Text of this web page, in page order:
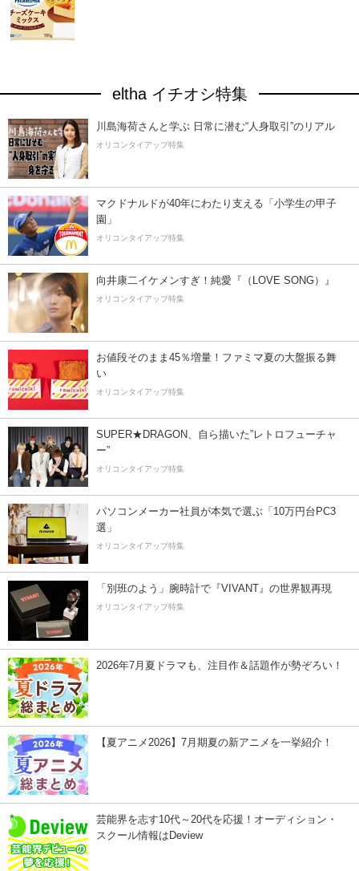
eltha イチオシ特集
川島海荷さんと学ぶ 日常に潜む“人身取引”のリアル
オリコンタイアップ特集
マクドナルドが40年にわたり支える「小学生の甲子
園」
オリコンタイアップ特集
向井康二イケメンすぎ！純愛『（LOVE SONG）』
オリコンタイアップ特集
お値段そのまま45％増量！ファミマ夏の大盤振る舞
い
オリコンタイアップ特集
SUPER★DRAGON、自ら描いた”レトロフューチャ
ー”
オリコンタイアップ特集
パソコンメーカー社員が本気で選ぶ「10万円台PC3
選」
オリコンタイアップ特集
「別班のよう」腕時計で『VIVANT』の世界観再現
オリコンタイアップ特集
2026年7月夏ドラマも、注目作＆話題作が勢ぞろい！
【夏アニメ2026】7月期夏の新アニメを一挙紹介！
芸能界を志す10代～20代を応援！オーディション・
スクール情報はDeview